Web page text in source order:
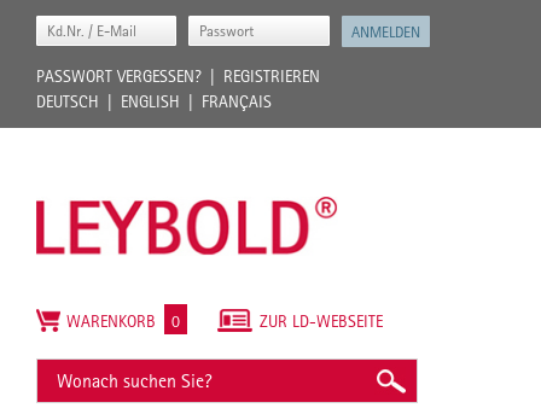
PASSWORT VERGESSEN?
REGISTRIEREN
DEUTSCH
ENGLISH FRANÇAIS
ZUR LD-WEBSEITE
WARENKORB 0